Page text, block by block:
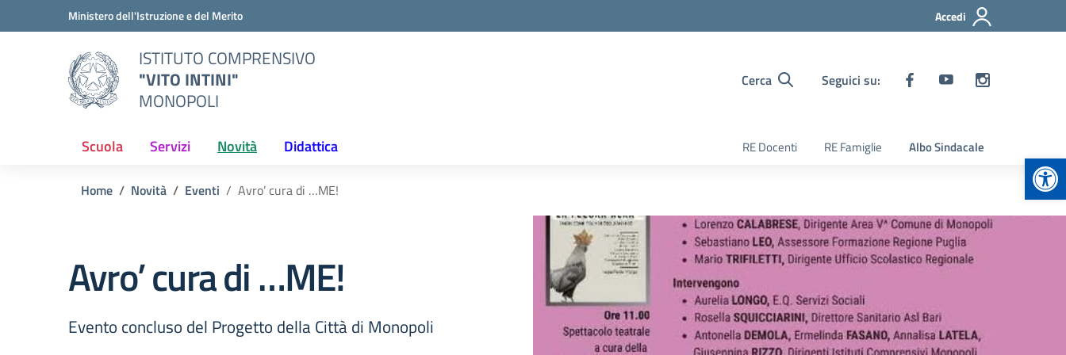
Vai ai contenuti
Vai al menu di navigazioneMinistero dell'Istruzione e del Merito Accedi
ISTITUTO COMPRENSIVO
"VITO INTINI"
MONOPOLI
Cerca Seguici su:
Scuola Servizi Novità Didattica RE Docenti RE Famiglie Albo Sindacale
Home Novità Eventi Avro’ cura di …ME!
Avro’ cura di …ME!
Evento concluso del Progetto della Città di Monopoli